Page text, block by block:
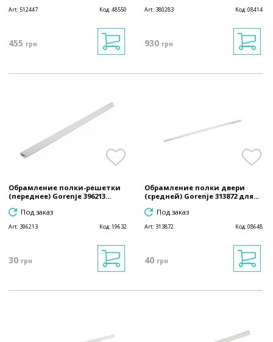
Art:512447 Код:48550
455 грн
Art: 380283 Код:08414
930 грн
Обрамление полки-решетки
(переднее) Gorenje 396213...
Под заказ
Art: 396213 Код:19632
30 грн
Обрамление полки двери
(средней) Gorenje 313872 для...
Под заказ
Art: 313872 Код:08648
40 грн